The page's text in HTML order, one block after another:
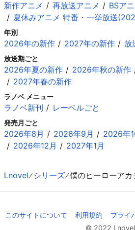
新作アニメ 再放送アニメ BSア
夏休みアニメ 特番・一挙放送
年別
2026年の新作 2027年の新作 放
放送期ごと
2026年夏の新作 2026年秋の新作
2027年春の新作
ラノベ メニュー
ラノベ新刊 レーベルごと
発売月ごと
2026年8月 2026年9月 2026年
2026年12月
2027年1月
Lnovel
シリーズ 僕のヒーローアカ
このサイトについて 利用規約 プライ
© 2022 Lnovel